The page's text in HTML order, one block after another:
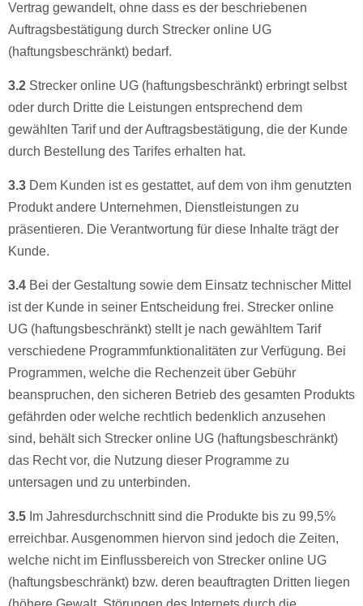
Vertrag gewandelt, ohne dass es der beschriebenen
Auftragsbestätigung durch Strecker online UG
(haftungsbeschränkt) bedarf.
3.2 Strecker online UG (haftungsbeschränkt) erbringt selbst
oder durch Dritte die Leistungen entsprechend dem
gewählten Tarif und der Auftragsbestätigung, die der Kunde
durch Bestellung des Tarifes erhalten hat.
3.3 Dem Kunden ist es gestattet, auf dem von ihm genutzten
Produkt andere Unternehmen, Dienstleistungen zu
präsentieren. Die Verantwortung für diese Inhalte trägt der
Kunde.
3.4 Bei der Gestaltung sowie dem Einsatz technischer Mittel
ist der Kunde in seiner Entscheidung frei. Strecker online
UG (haftungsbeschränkt) stellt je nach gewähltem Tarif
verschiedene Programmfunktionalitäten zur Verfügung. Bei
Programmen, welche die Rechenzeit über Gebühr
beanspruchen, den sicheren Betrieb des gesamten Produkts
gefährden oder welche rechtlich bedenklich anzusehen
sind, behält sich Strecker online UG (haftungsbeschränkt)
das Recht vor, die Nutzung dieser Programme zu
untersagen und zu unterbinden.
3.5 Im Jahresdurchschnitt sind die Produkte bis zu 99,5%
erreichbar. Ausgenommen hiervon sind jedoch die Zeiten,
welche nicht im Einﬂussbereich von Strecker online UG
(haftungsbeschränkt) bzw. deren beauftragten Dritten liegen